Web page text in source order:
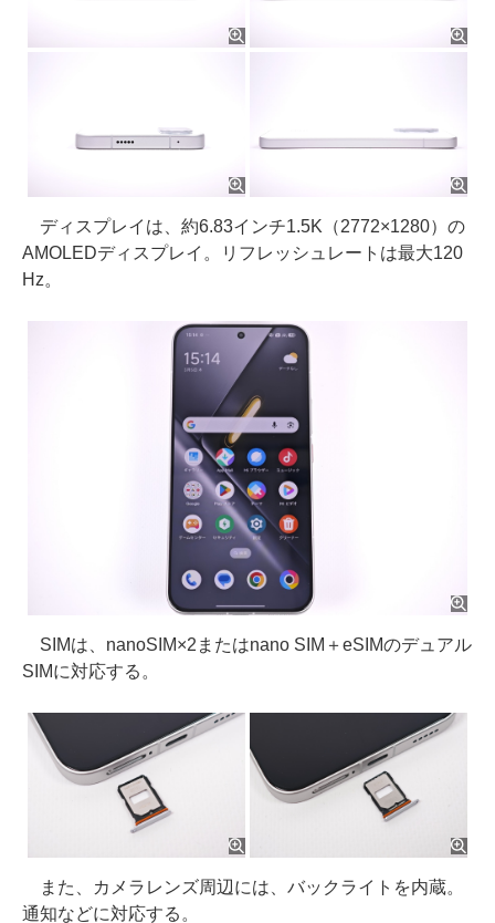
ディスプレイは、約6.83インチ1.5K（2772×1280）の
AMOLEDディスプレイ。リフレッシュレートは最大120
Hz。
SIMは、nanoSIM×2またはnano SIM＋eSIMのデュアル
SIMに対応する。
また、カメラレンズ周辺には、バックライトを内蔵。
通知などに対応する。